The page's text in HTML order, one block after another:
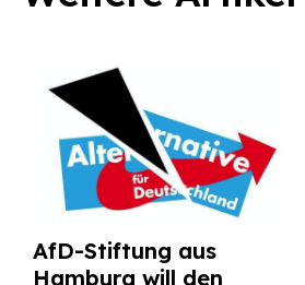
AfD-Stiftung aus
Hamburg will den